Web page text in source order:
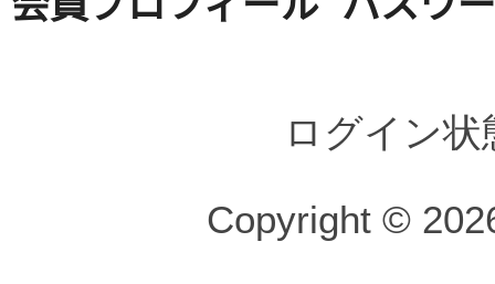
ログイン
Copyright ©